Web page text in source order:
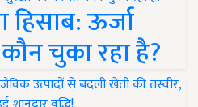
ऊर्जा
चुका रहा है?